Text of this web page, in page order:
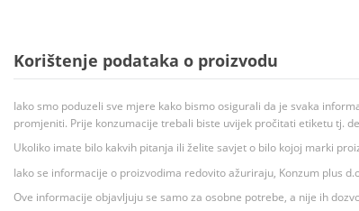
Korištenje podataka o proizvodu
Iako smo poduzeli sve mjere kako bismo osigurali da je svaka
promjeniti. Prije konzumacije trebali biste uvijek pročitati etiketu tj.
Ukoliko imate bilo kakvih pitanja ili želite savjet o bilo kojoj marki
Iako se informacije o proizvodima redovito ažuriraju, Konzum plus
Ove informacije objavljuju se samo za osobne potrebe, a nije ih